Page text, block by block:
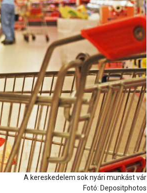
A kereskedelem sok nyári munkást vár
Fotó: Depositphotos